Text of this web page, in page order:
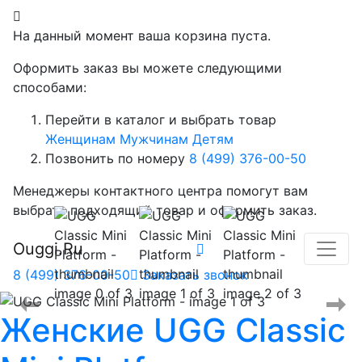
На данный момент ваша корзина пуста.
Оформить заказ вы можете следующими
способами:
Перейти в каталог и выбрать товар
Женщинам Мужчинам Детям
Позвонить по номеру 8 (499) 376-00-50
Менеджеры контактного центра помогут вам
выбрать подходящий товар и оформить заказ.
Ouggi.Ru
8 (499) 376-00-50 Заказать звонок
Женские UGG Classic